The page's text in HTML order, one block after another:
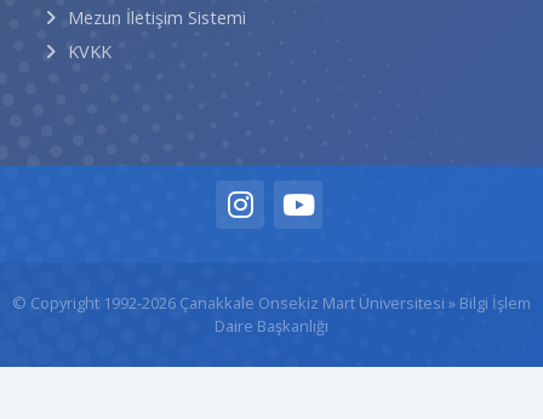
Mezun İletişim Sistemi
KVKK
© Copyright 1992-2026 Çanakkale Onsekiz Mart Üniversitesi » Bilgi İşlem
Daire Başkanlığı